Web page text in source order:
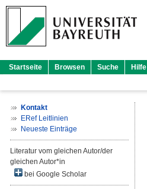
Startseite Browsen Suche Hilfe
Kontakt
ERef Leitlinien
Neueste Einträge
Literatur vom gleichen Autor/der
gleichen Autor*in
bei Google Scholar